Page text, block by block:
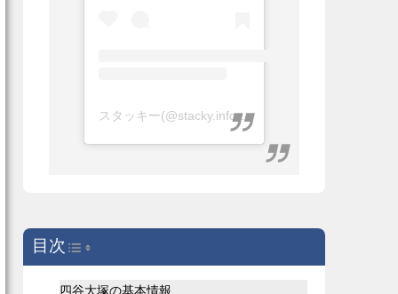
スタッキー(@stacky.info)がシェアした投稿
目次 Toggle Table of Content
四谷大塚の基本情報